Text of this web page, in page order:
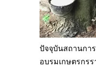
ปัจจุบันสถานกา
อบรมเกษตรกร